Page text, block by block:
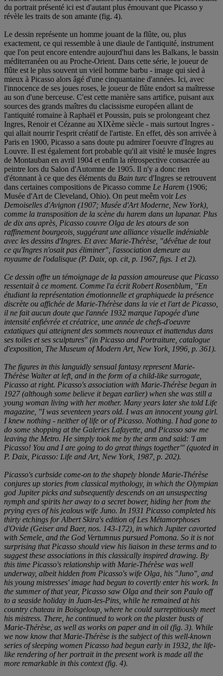
du portrait présenté ici est d'autant plus émouvant que Picasso y
révèle les traits de son amante (fig. 4).
Le dessin représente un homme jouant de la flûte, ou, plus
exactement, ce qui ressemble à une diaule de l'antiquité, instrument
que l'on peut encore entendre aujourd'hui dans les Balkans, le bassin
méditerranéen ou au Proche-Orient. Dans cette série, le joueur de
flûte est le plus souvent un vieil homme barbu - image qui sied à
mieux à Picasso alors âgé d'une cinquantaine d'années. Ici, avec
l'innocence de ses joues roses, le joueur de flûte endort sa maîtresse
au son d'une berceuse. C'est cette manière sans artifice, puisant aux
sources des grands maîtres du clacissisme européen allant de
l'antiquité romaine à Raphaël et Poussin, puis se prolongeant chez
Ingres, Renoir et Cézanne au XIXème siècle - mais surtout Ingres -
qui allait nourrir l'esprit créatif de l'artiste. En effet, dès son arrivée à
Paris en 1900, Picasso a sans doute pu admirer l'oeuvre d'Ingres au
Louvre. Il est également fort probable qu'il ait visité le musée Ingres
de Montauban en avril 1904 et enfin la rétrospective consacrée au
peintre lors du Salon d'Automne de 1905. Il n'y a donc rien
d'étonnant à ce que des éléments du Bain turc d'Ingres se retrouvent
dans certaines compositions de Picasso comme Le Harem (1906;
Musée d'Art de Cleveland, Ohio). On peut meêm voir Les
Demoiselles d'Avignon (1907; Musée d'Art Moderne, New York),
comme la transposition de la scène du harem dans un lupanar. Plus
de dix ans après, Picasso couvre Olga de les atours de son
raffinement bourgeois, suggérant une alliance visuelle indéniable
avec les dessins d'Ingres. Et avec Marie-Thérèse, "dévêtue de tout
ce qu'Ingres n'osait pas éliminer", l'association demeure au
royaume de l'odalisque (P. Daix, op. cit, p. 1967, figs. 1 et 2).
Ce dessin offre un témoignage de la passion amoureuse que Picasso
ressentait à ce moment. Comme l'a écrit Robert Rosenblum, "En
étudiant la représentation émotionnelle et graphiquede la présence
discrète ou affichée de Marie-Thérèse dans la vie et l'art de Picasso,
il ne fait aucun doute que l'année 1932 marque l'apogée d'une
intensité enfiévrée et créatrice, une année de chefs-d'oeuvre
extatiques qui atteignent des sommets nouveaux et inattendus dans
ses toiles et ses sculptures" (in Picasso and Portraiture , catalogue
d'exposition, The Museum of Modern Art, New York, 1996, p. 361).
The figures in this languidly sensual fantasy represent Marie-
Thérèse Walter at left, and in the form of a child-like surrogate,
Picasso at right. Picasso's association with Marie-Thérèse began in
1927 (although some believe it began earlier) when she was still a
young woman living with her mother. Many years later she told Life
magazine, "I was seventeen years old. I was an innocent young girl.
I knew nothing - neither of life or of Picasso. Nothing. I had gone to
do some shopping at the Galeries Lafayette, and Picasso saw me
leaving the Metro. He simply took me by the arm and said: 'I am
Picasso! You and I are going to do great things together'" (quoted in
P. Daix, Picasso: Life and Art, New York, 1987, p. 202).
Picasso's curbside come-on to the shapely blonde Marie-Thérèse
conjures up stories from classical mythology, in which the Olympian
god Jupiter picks and subsequently descends on an unsuspecting
nymph and spirits her away to a secret bower, hiding her from the
prying eyes of his jealous wife Juno. In 1931 Picasso completed his
thirty etchings for Albert Skira's edition ofLes Métamorphoses
d'Ovide (Geiser and Baer, nos. 143-172), in which Jupiter cavorted
with Semele, and the God Vertumnus pursued Pomona. So it is not
surprising that Picasso should view his liaison in these terms and to
suggest these associations in this classically inspired drawing. By
this time Picasso's relationship with Marie-Thérèse was well
underway, albeit hidden from Picasso's wife Olga, his "Juno", and
his young mistresses' image had begun to covertly enter his work. In
the summer of that year, Picasso saw Olga and their son Paulo off
to a seaside holiday in Juan-les-Pins, while he remained at his
country chateau in Boisgeloup, where he could surreptitiously meet
his mistress. There, he continued to work on the plaster busts of
Marie-Thérèse, as well as works on paper and in oil (fig. 3). While
we now know that Marie-Thérèse is the subject of this well-known
series of sleeping women Picasso had begun early in 1932, the life-
like rendering of her portrait in the present work is made all the
more remarkable in this context (fig. 4).